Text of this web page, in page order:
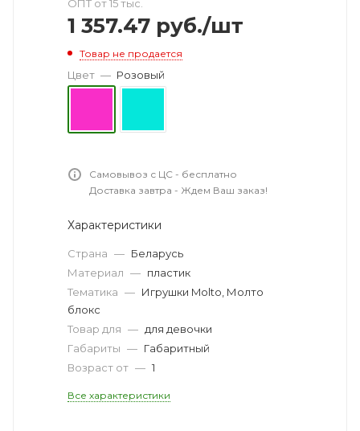
ОПТ от 15 тыс.
1 357.47 руб./шт
Товар не продается
Цвет — Розовый
Самовывоз с ЦС - бесплатно
Доставка завтра - Ждем Ваш заказ!
Характеристики
Страна — Беларусь
Материал — пластик
Тематика — Игрушки Molto, Молто
блокс
Товар для — для девочки
Габариты — Габаритный
Возраст от — 1
Все характеристики